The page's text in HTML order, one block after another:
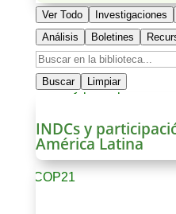
Ver Todo Investigaciones
Análisis
Boletines
Buscar Limpiar
INDCs y
América Latina